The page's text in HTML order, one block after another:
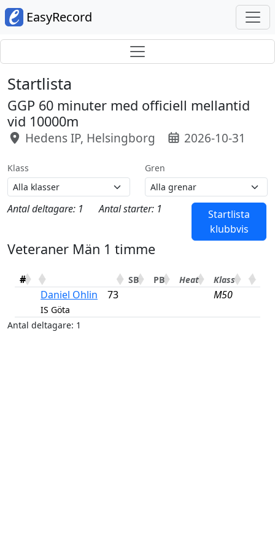
EasyRecord
Startlista
GGP 60 minuter med officiell mellantid
vid 10000m
Hedens IP, Helsingborg 2026-10-31
Klass Gren
Antal deltagare: 1 Antal starter: 1
Startlista
klubbvis
Veteraner Män 1 timme
# SB PB Heat Klass
Daniel Ohlin
IS Göta
73 M50
Antal deltagare: 1